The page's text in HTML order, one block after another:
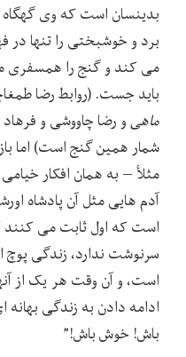
بدینسان است که وی گهگاه
برد و خوشبختی را تنها
می کند و گنج را همسفری
باید جست. (روابط رضا
ماهیو رضا چاووشی و
شمار همین گنج است) اما
مثلأ – به همان افکار
آدم هایی مثل آن پادشاه
است که اول ثابت می
سرنوشت ندارد، زندگی
است، و آن وقت هر یک از
ادامه دادن به زندگی
باش! خوش باش!”